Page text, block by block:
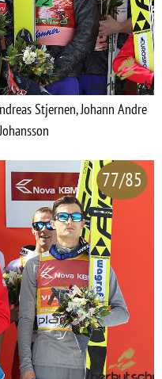
Stjernen, Johann Andre
77/85